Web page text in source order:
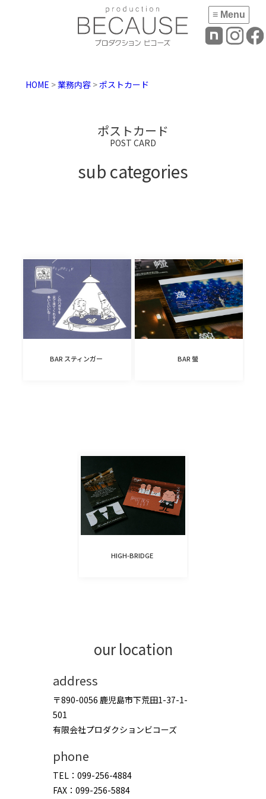
≡ Menu
HOME >業務内容 >ポストカード
ポストカード
POST CARD
sub categories
BAR スティンガー BAR 螢
HIGH-BRIDGE
our location
address
〒890-0056 鹿児島市下荒田1-37-1-
501
有限会社プロダクションビコーズ
phone
TEL：099-256-4884
FAX：099-256-5884